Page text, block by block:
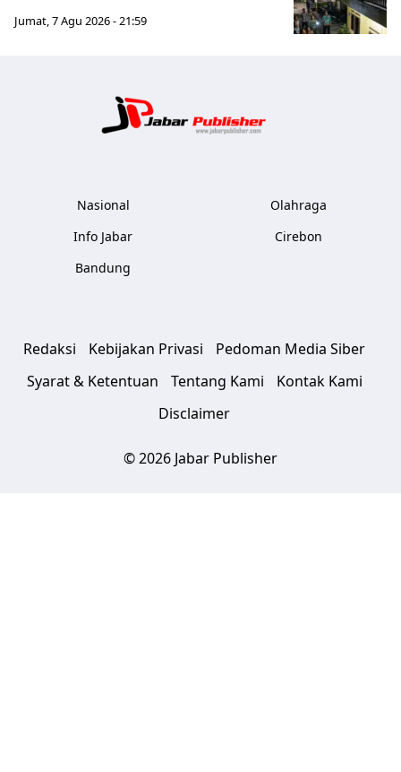
Jumat, 7 Agu 2026 - 21:59
Nasional
Info Jabar
Bandung
Olahraga
Cirebon
Redaksi Kebijakan Privasi
Pedoman Media Siber
Syarat & Ketentuan
Tentang Kami
Kontak Kami
Disclaimer
© 2026 Jabar Publisher